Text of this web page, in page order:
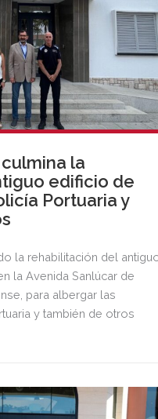
la
edificio de
Portuaria y
la rehabilitación del
la Avenida Sanlúcar de
para albergar las
y también de otros